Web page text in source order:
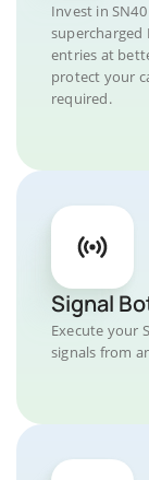
Invest in
supercharged
entries at
protect your
required.
Signal
Execute your
signals from